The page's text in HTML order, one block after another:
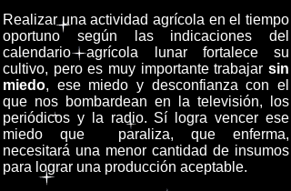
Realizar una actividad agrícola en el tiempo
oportuno según las indicaciones del
calendario agrícola lunar fortalece su
cultivo, pero es muy importante trabajar sin
miedo, ese miedo y desconfianza con el
que nos bombardean en la televisión, los
periódicos y la radio. Sí logra vencer ese
miedo que paraliza, que enferma,
necesitará una menor cantidad de insumos
para lograr una producción aceptable.